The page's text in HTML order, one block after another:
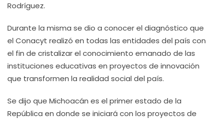
Rodríguez.
Durante la misma se dio a conocer el diagnóstico que
el Conacyt realizó en todas las entidades del país con
el fin de cristalizar el conocimiento emanado de las
instituciones educativas en proyectos de innovación
que transformen la realidad social del país.
Se dijo que Michoacán es el primer estado de la
República en donde se iniciará con los proyectos de